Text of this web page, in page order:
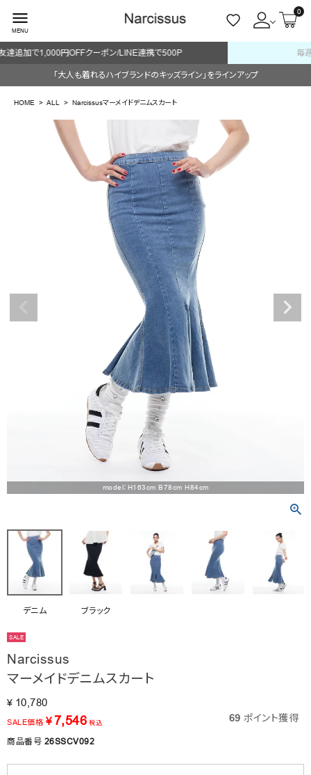
menu
MENU
0
ACCOUNT MENU
ようこそ ゲスト 様
search
はじめてご利用の方へ
お問い合わせ
毎週火/金はオリジナル・木はブランド入荷販売日
「大人も着れるハイブランドのキッズライン」をラインアップ
HOME ALL Narcissusマーメイドデニムスカート
model：H163cm B78cm H84cm
デニム ブラック
SALE
Narcissus
マーメイドデニムスカート
¥ 10,780
SALE価格 ¥ 7,546 税込 69 ポイント獲得
商品番号 26SSCV092